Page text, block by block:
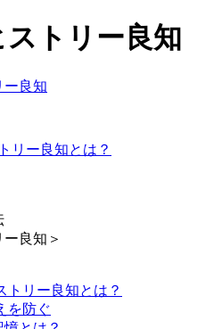
トリー良知
リー良知とは？
良知＞
トリー良知とは？
を防ぐ